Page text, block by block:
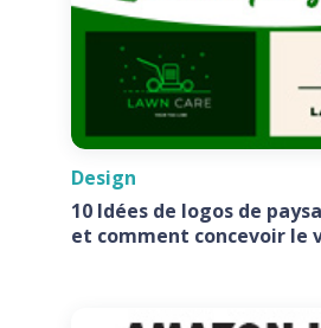
Design
10 Idées de logos de
et comment concevoir le